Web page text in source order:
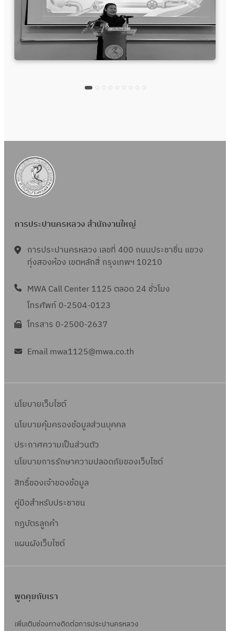
การประปานครหลวง สำนักงานใหญ่
การประปานครหลวง เลขที่ 400 ถนนประชาชื่น แขวง
ทุ่งสองห้อง เขตหลักสี่ กรุงเทพฯ 10210
MWA Call Center 1125 ตลอด 24 ชั่วโมง
โทรศัพท์ 0-2504-0123
โทรสาร 0-2500-2637
Email mwa1125@mwa.co.th
นโยบายเว็บไซต์
นโยบายคุ้มครองข้อมูลส่วนบุคคล
ประกาศความเป็นส่วนตัว
นโยบายการรักษาความปลอดภัยของเว็บไซต์
สิทธิ์ของเจ้าของข้อมูล
คู่มือสำหรับประชาชน
กฎบัตรลูกค้า
แผนผังเว็บไซต์
พูดคุยกับเรา
เพิ่มเติมช่องทางติดต่อการประปานครหลวง